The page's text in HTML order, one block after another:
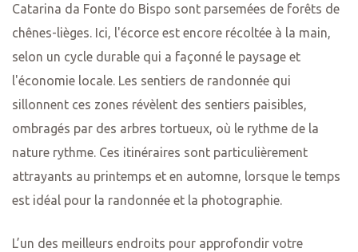
Catarina da Fonte do Bispo sont parsemées de forêts de
chênes-lièges. Ici, l'écorce est encore récoltée à la main,
selon un cycle durable qui a façonné le paysage et
l'économie locale. Les sentiers de randonnée qui
sillonnent ces zones révèlent des sentiers paisibles,
ombragés par des arbres tortueux, où le rythme de la
nature rythme. Ces itinéraires sont particulièrement
attrayants au printemps et en automne, lorsque le temps
est idéal pour la randonnée et la photographie.
L’un des meilleurs endroits pour approfondir votre